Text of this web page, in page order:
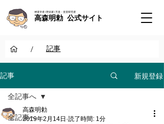
神道学者 / 歴史家 / 天皇・皇室研究者
高森明勅 公式サイト
/ 記事
記事 新規登録
全記事へ
全記事へ
高森明勅
2019年2月14日 読了時間: 1分